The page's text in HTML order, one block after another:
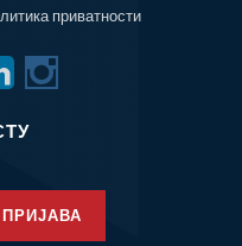
приватности
ПРИЈАВА